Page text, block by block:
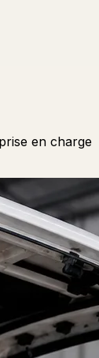
en charge